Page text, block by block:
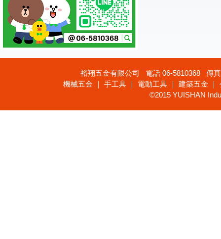
裕翔五金有限公司 電話 06-5810368 傳
機械五金 ｜ 手工具 ｜ 電動工具 ｜ 建築五金
©2015 YUISHAN